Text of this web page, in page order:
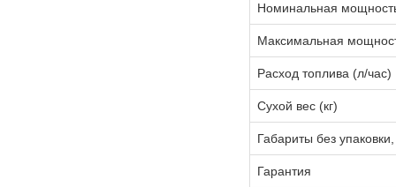
Номинальная
Максимальная
Расход топлива (л/час)
Сухой вес (кг)
Габариты без
Гарантия